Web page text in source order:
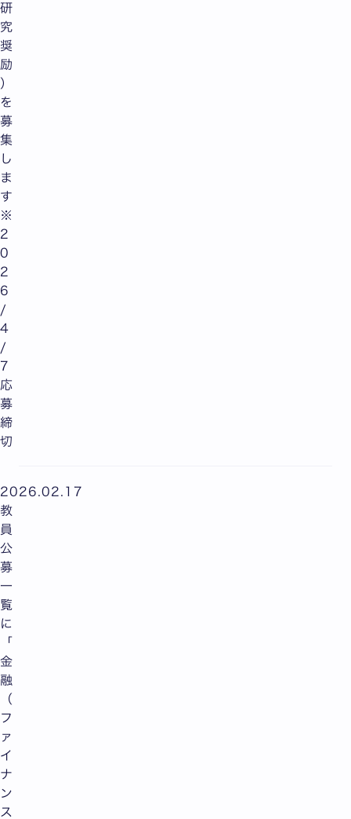
研
究
奨
励
）
を
募
集
し
ま
す
※
2
0
2
6
/
4
/
7
応
募
締
切
2026.02.17
教
員
公
募
一
覧
に
「
金
融
（
フ
ァ
イ
ナ
ン
ス